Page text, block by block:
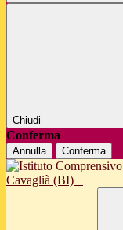
Chiudi
Conferma
Annulla Conferma
Cavaglià (BI)